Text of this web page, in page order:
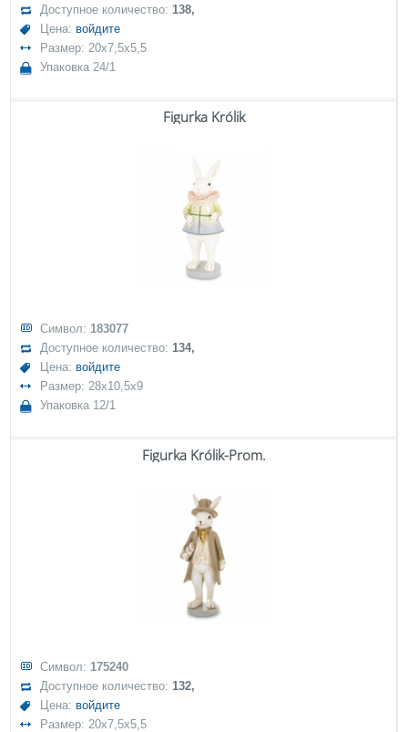
Доступное количество:138,
Цена: войдите
Размер: 20x7,5x5,5
Упаковка 24/1
Figurka Królik
Символ: 183077
Доступное количество:134,
Цена: войдите
Размер: 28x10,5x9
Упаковка 12/1
Figurka Królik-Prom.
Символ: 175240
Доступное количество:132,
Цена: войдите
Размер: 20x7,5x5,5